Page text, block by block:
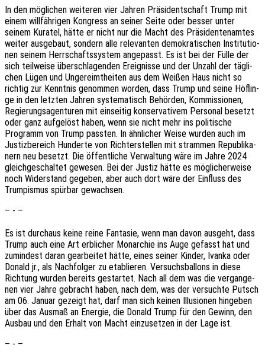
In den mögli­chen weite­ren vier Jahren Präsi­dent­schaft Trump mit
einem will­fäh­ri­gen Kongress an seiner Seite oder besser unter
seinem Kura­tel, hätte er nicht nur die Macht des Präsi­den­ten­am­tes
weiter ausge­baut, sondern alle rele­van­ten demo­kra­ti­schen Insti­tu­tio­
nen seinem Herr­schafts­sys­tem ange­passt. Es ist bei der Fülle der
sich teil­wei­se über­schla­gen­den Ereig­nis­se und der Unzahl der tägli­
chen Lügen und Unge­reimt­hei­ten aus dem Weißen Haus nicht so
rich­tig zur Kennt­nis genom­men worden, dass Trump und seine Höflin­
ge in den letz­ten Jahren syste­ma­tisch Behör­den, Kommis­sio­nen,
Regie­rungs­agen­tu­ren mit einsei­tig konser­va­ti­vem Perso­nal besetzt
oder ganz aufge­löst haben, wenn sie nicht mehr ins poli­ti­sche
Programm von Trump pass­ten. In ähnli­cher Weise wurden auch im
Justiz­be­reich Hunder­te von Rich­ter­stel­len mit stram­men Repu­bli­ka­
nern neu besetzt. Die öffent­li­che Verwal­tung wäre im Jahre 2024
gleich­ge­schal­tet gewe­sen. Bei der Justiz hätte es mögli­cher­wei­se
noch Wider­stand gege­ben, aber auch dort wäre der Einfluss des
Trum­pis­mus spür­bar gewachsen.
– - –
Es ist durch­aus keine reine Fanta­sie, wenn man davon ausgeht, dass
Trump auch eine Art erbli­cher Monar­chie ins Auge gefasst hat und
zumin­dest daran gear­bei­tet hätte, eines seiner Kinder, Ivanka oder
Donald jr., als Nach­fol­ger zu etablie­ren. Versuchs­bal­lons in diese
Rich­tung wurden bereits gestar­tet. Nach all dem was die vergan­ge­
nen vier Jahre gebracht haben, nach dem, was der versuch­te Putsch
am 06. Januar gezeigt hat, darf man sich keinen Illu­sio­nen hinge­ben
über das Ausmaß an Ener­gie, die Donald Trump für den Gewinn, den
Ausbau und den Erhalt von Macht einzu­set­zen in der Lage ist.
– - –